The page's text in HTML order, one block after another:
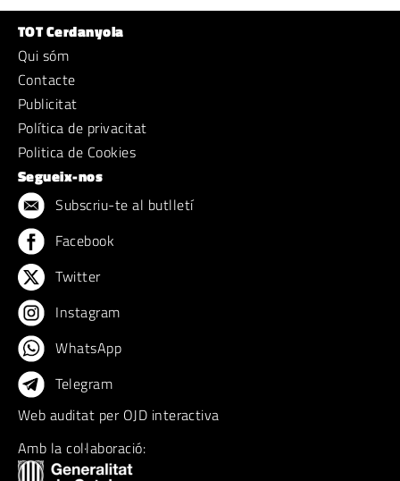
TOT Cerdanyola
Qui sóm
Contacte
Publicitat
Política de privacitat
Politica de Cookies
Segueix-nos
Subscriu-te al butlletí
Facebook
Twitter
Instagram
WhatsApp
Telegram
Web auditat per OJD interactiva
Amb la col·laboració: